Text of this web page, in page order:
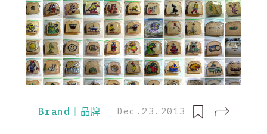
Brand｜品牌 Dec.23.2013